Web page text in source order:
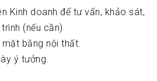
Kinh doanh để tư vấn, khảo sát,
(nếu cần)
bằng nội thất.
ý tưởng.